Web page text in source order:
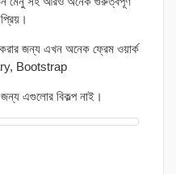
জন্য এখন অনেক ফ্রেম ওয়ার্ক
Bootstrap
এগুলোর বিকল্প নাই।